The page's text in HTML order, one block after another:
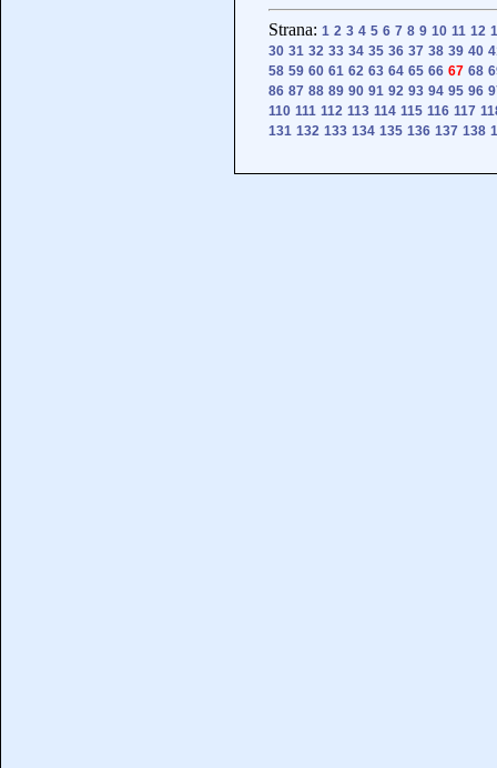
Strana: 1 2 3 4 5 6 7 8 9 10 11 12
30 31 32 33 34 35 36 37 38 39 40
58 59 60 61 62 63 64 65 66 67 68
86 87 88 89 90 91 92 93 94 95 96
110 111 112 113 114 115 116 117
131 132 133 134 135 136 137 138